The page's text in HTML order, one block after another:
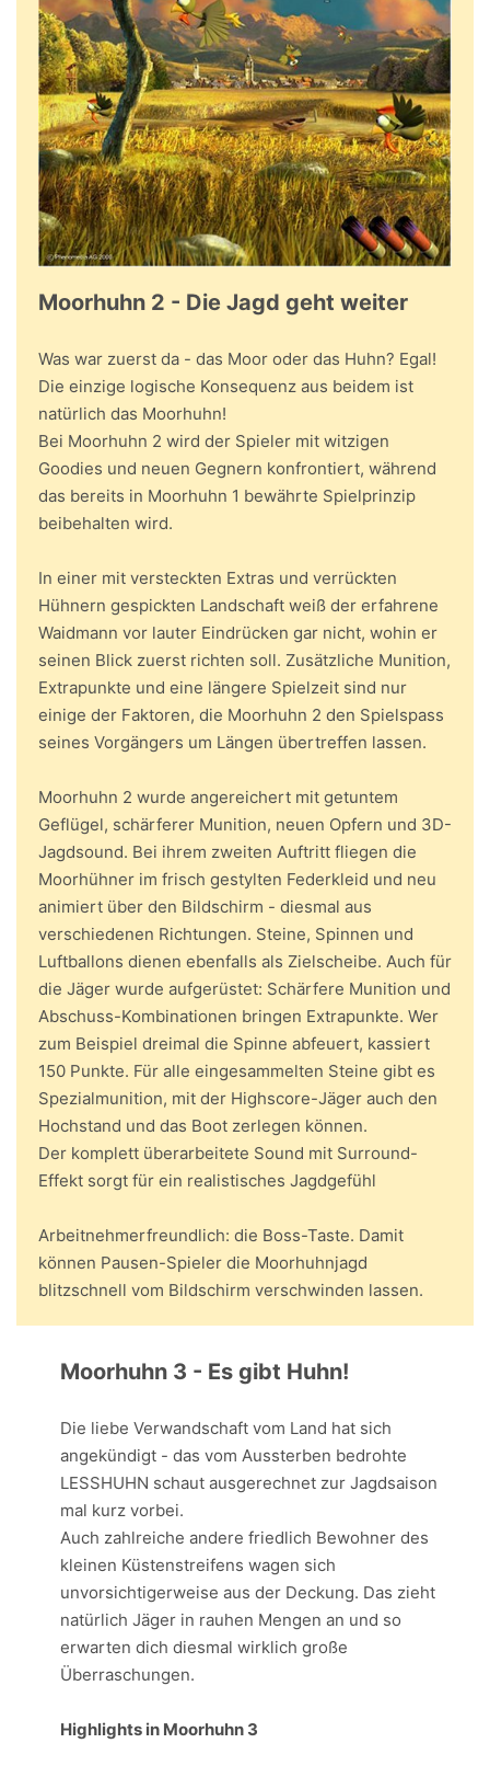
Moorhuhn 2 - Die Jagd geht weiter
Was war zuerst da - das Moor oder das Huhn? Egal!
Die einzige logische Konsequenz aus beidem ist
natürlich das Moorhuhn!
Bei Moorhuhn 2 wird der Spieler mit witzigen
Goodies und neuen Gegnern konfrontiert, während
das bereits in Moorhuhn 1 bewährte Spielprinzip
beibehalten wird.
In einer mit versteckten Extras und verrückten
Hühnern gespickten Landschaft weiß der erfahrene
Waidmann vor lauter Eindrücken gar nicht, wohin er
seinen Blick zuerst richten soll. Zusätzliche Munition,
Extrapunkte und eine längere Spielzeit sind nur
einige der Faktoren, die Moorhuhn 2 den Spielspass
seines Vorgängers um Längen übertreffen lassen.
Moorhuhn 2 wurde angereichert mit getuntem
Geflügel, schärferer Munition, neuen Opfern und 3D-
Jagdsound. Bei ihrem zweiten Auftritt fliegen die
Moorhühner im frisch gestylten Federkleid und neu
animiert über den Bildschirm - diesmal aus
verschiedenen Richtungen. Steine, Spinnen und
Luftballons dienen ebenfalls als Zielscheibe. Auch für
die Jäger wurde aufgerüstet: Schärfere Munition und
Abschuss-Kombinationen bringen Extrapunkte. Wer
zum Beispiel dreimal die Spinne abfeuert, kassiert
150 Punkte. Für alle eingesammelten Steine gibt es
Spezialmunition, mit der Highscore-Jäger auch den
Hochstand und das Boot zerlegen können.
Der komplett überarbeitete Sound mit Surround-
Effekt sorgt für ein realistisches Jagdgefühl
Arbeitnehmerfreundlich: die Boss-Taste. Damit
können Pausen-Spieler die Moorhuhnjagd
blitzschnell vom Bildschirm verschwinden lassen.
Moorhuhn 3 - Es gibt Huhn!
Die liebe Verwandschaft vom Land hat sich
angekündigt - das vom Aussterben bedrohte
LESSHUHN schaut ausgerechnet zur Jagdsaison
mal kurz vorbei.
Auch zahlreiche andere friedlich Bewohner des
kleinen Küstenstreifens wagen sich
unvorsichtigerweise aus der Deckung. Das zieht
natürlich Jäger in rauhen Mengen an und so
erwarten dich diesmal wirklich große
Überraschungen.
Highlights in Moorhuhn 3